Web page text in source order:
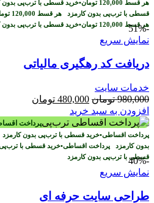
هر قسط 120,000 تومان•خرید قسطی با ترب‌پی بدون
قسطی با ترب‌پی بدون کارمزد هر قسط 120,000
هر قسط 120,000 تومان•خرید قسطی با ترب‌پی بدون
-51%
نمایش سریع
دریافت کد رهگیری مالیاتی
خدمات سایت
980,000 تومان قیمت
اصلی
980,000 تومان
بود.
480,000 تومان
است.
افزودن به سبد خرید
پرداخت
پرداخت اقساطی•خرید قسطی با ترب‌پی بدون کارمزد
بدون کارمزد پرداخت اقساطی•خرید قسطی با
قسطی با ترب‌پی بدون کارمزد
-40%
نمایش سریع
طراحی سایت حرفه ای